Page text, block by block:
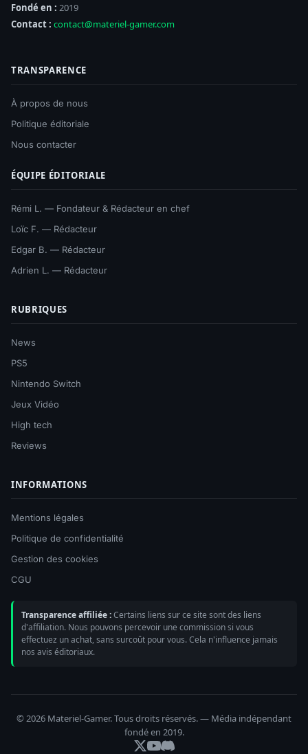
Fondé en : 2019
Contact : contact@materiel-gamer.com
TRANSPARENCE
À propos de nous
Politique éditoriale
Nous contacter
ÉQUIPE ÉDITORIALE
Rémi L. — Fondateur & Rédacteur en chef
Loïc F. — Rédacteur
Edgar B. — Rédacteur
Adrien L. — Rédacteur
RUBRIQUES
News
PS5
Nintendo Switch
Jeux Vidéo
High tech
Reviews
INFORMATIONS
Mentions légales
Politique de confidentialité
Gestion des cookies
CGU
Transparence affiliée :Certains liens sur ce site sont des liens
d'affiliation. Nous pouvons percevoir une commission si vous
effectuez un achat, sans surcoût pour vous. Cela n'influence jamais
nos avis éditoriaux.
© 2026 Materiel-Gamer. Tous droits réservés. — Média indépendant
fondé en 2019.